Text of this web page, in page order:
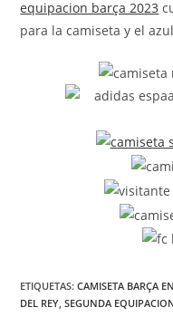
equipacion barça 2023
para la camiseta y el
ETIQUETAS:CAMISETA BARÇA
DEL REY, SEGUNDA